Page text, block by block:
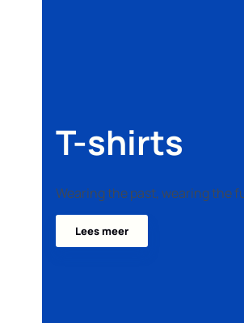
T-shirts
Wearing the past, wearing the
Lees meer